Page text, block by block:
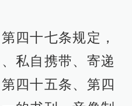
四十七条规定，
私自携带、寄递
四十五条、第四